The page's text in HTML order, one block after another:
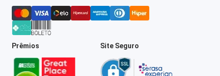
Prêmios Site Seguro